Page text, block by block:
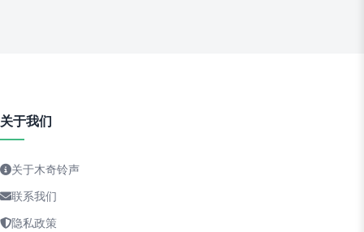
关于我们
关于木奇铃声
联系我们
隐私政策